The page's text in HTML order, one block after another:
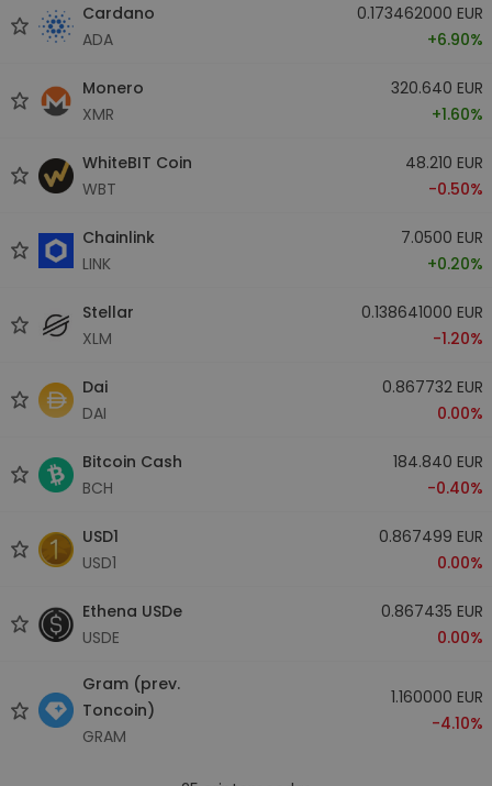
Cardano
ADA
0.173462000 EUR
+6.90%
Monero
XMR
320.640 EUR
+1.60%
WhiteBIT Coin
WBT
48.210 EUR
-0.50%
Chainlink
LINK
7.0500 EUR
+0.20%
Stellar
XLM
0.138641000 EUR
-1.20%
Dai
DAI
0.867732 EUR
0.00%
Bitcoin Cash
BCH
184.840 EUR
-0.40%
USD1
USD1
0.867499 EUR
0.00%
Ethena USDe
USDE
0.867435 EUR
0.00%
Gram (prev.
Toncoin)
GRAM
1.160000 EUR
-4.10%